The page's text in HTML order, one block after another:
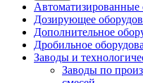
Автоматизированные
Дозирующее
Дополнительное
Дробильное
Заводы и
Заводы по